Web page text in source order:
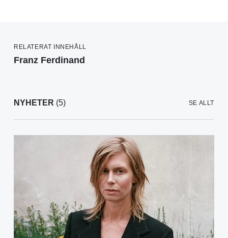
RELATERAT INNEHÅLL
Franz Ferdinand
NYHETER (5) SE ALLT